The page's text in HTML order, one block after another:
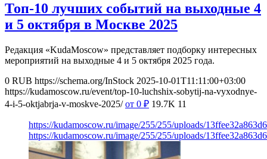
Топ-10 лучших событий на выходные 4
и 5 октября в Москве 2025
Редакция «KudaMoscow» представляет подборку интересных
мероприятий на выходные 4 и 5 октября 2025 года.
0 RUB https://schema.org/InStock 2025-10-01T11:11:00+03:00
https://kudamoscow.ru/event/top-10-luchshix-sobytij-na-vyxodnye-
4-i-5-oktjabrja-v-moskve-2025/ от 0 ₽ 19.7K 11
https://kudamoscow.ru/image/255/255/uploads/
https://kudamoscow.ru/image/255/255/uploads/